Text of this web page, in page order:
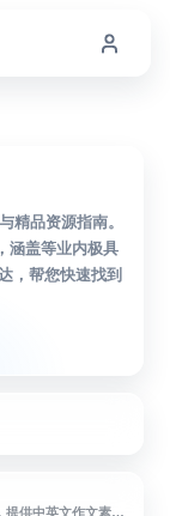
精品资源指南。
涵盖等业内极具
，帮您快速找到
提供中英文作文素